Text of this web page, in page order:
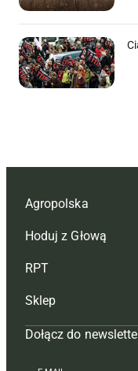
Agropolska
Redakcja
Reklama
Tagi
Mapa serwisu
Kontakt
Hoduj z Głową
Hoduj z głową bydło
Hoduj z głową świnie
Prenumerata
RPT
Redakcja
Prenumerata
Sklep
Czasopisma i
Dołącz do